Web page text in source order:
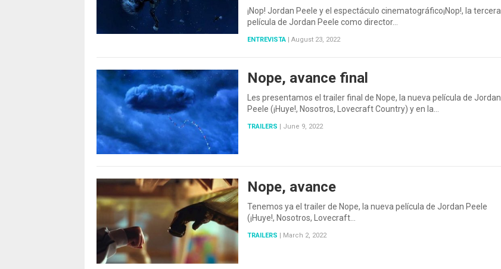
¡Nop! Jordan Peele y el espectáculo cinematográfico¡Nop!, la tercera
película de Jordan Peele como director…
ENTREVISTA | August 23, 2022
Nope, avance final
Les presentamos el trailer final de Nope, la nueva película de Jordan
Peele (¡Huye!, Nosotros, Lovecraft Country) y en la…
TRAILERS | June 9, 2022
Nope, avance
Tenemos ya el trailer de Nope, la nueva película de Jordan Peele
(¡Huye!, Nosotros, Lovecraft…
TRAILERS March 2, 2022